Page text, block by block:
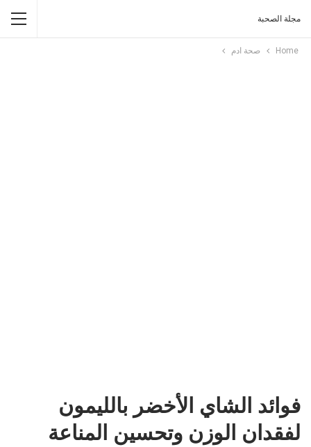
مجلة الصحبة
Home صحة ادم
فوائد الشاي الأخضر بالليمون
لفقدان الوزن وتحسين المناعة